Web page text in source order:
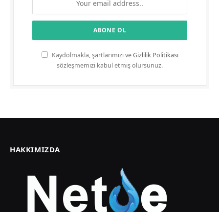
Kaydolmakla, şartlarımızı veGizlilik Politikası
sözleşmemizi kabul etmiş olursunuz.
HAKKIMIZDA